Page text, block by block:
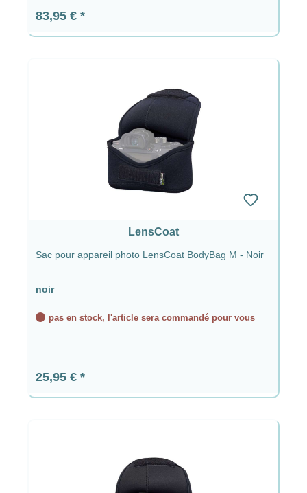
Prix régulier :
83,95 €
LensCoat
Sac pour appareil photo LensCoat BodyBag M - Noir
noir
pas en stock, l'article sera commandé pour vous
Prix régulier :
25,95 €